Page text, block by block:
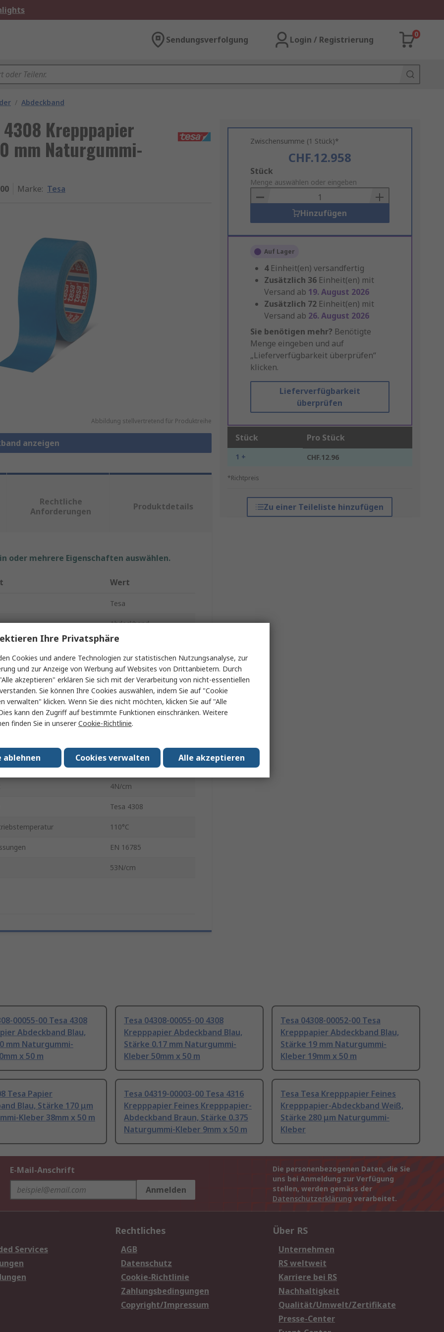
Sendungsverfolgung Login / Registrierung
0
/ Abdeckband
Krepppapier
mm Naturgummi-
Marke: Tesa
Abbildung stellvertretend für Produktreihe
anzeigen
Zwischensumme (1 Stück)*
CHF.12.958
Add
to
Basket
Stück
Menge auswählen oder eingeben
Hinzufügen
Auf Lager
4 Einheit(en) versandfertig
Zusätzlich 36 Einheit(en) mit
Versand ab 19. August 2026
Zusätzlich 72 Einheit(en) mit
Versand ab 26. August 2026
Sie benötigen mehr? Benötigte
Menge eingeben und auf
„Lieferverfügbarkeit überprüfen“
klicken.
Lieferverfügbarkeit
überprüfen
Stück Pro Stück
1 + CHF.12.96
*Richtpreis
Zu einer Teileliste hinzufügen
Rechtliche
Anforderungen
Produktdetails
oder mehrere Eigenschaften auswählen.
Wert
Tesa
Abdeckband
Krepppapier
Naturgummi
50mm
50m
04308-00055-00
50mm
Blau
4N/cm
Tesa 4308
110°C
EN 16785
53N/cm
00055-00 Tesa 4308
Abdeckband Blau,
mm Naturgummi-
x 50 m
Tesa 04308-00055-00 4308
Krepppapier Abdeckband Blau,
Stärke 0.17 mm Naturgummi-
Kleber 50mm x 50 m
Tesa 04308-00052-00 Tesa
Krepppapier Abdeckband Blau,
Stärke 19 mm Naturgummi-
Kleber 19mm x 50 m
Tesa Papier
Blau, Stärke 170 μm
Kleber 38mm x 50 m
Tesa 04319-00003-00 Tesa 4316
Krepppapier Feines Krepppapier-
Abdeckband Braun, Stärke 0.375
Naturgummi-Kleber 9mm x 50 m
Tesa Tesa Krepppapier Feines
Krepppapier-Abdeckband Weiß,
Stärke 280 μm Naturgummi-
Kleber
E-Mail-Anschrift
Anmelden
Die personenbezogenen Daten, die Sie
uns bei Anmeldung zur Verfügung
stellen, werden gemäss der
Datenschutzerklärung verarbeitet.
Services
Rechtliches
AGB
Datenschutz
Cookie-Richtlinie
Zahlungsbedingungen
Copyright/Impressum
Über RS
Unternehmen
RS weltweit
Karriere bei RS
Nachhaltigkeit
Qualität/Umwelt/Zertifikate
Presse-Center
Ihre Privatsphäre
Cookies und andere Technologien zur statistischen Nutzungsanalyse, zur
und zur Anzeige von Werbung auf Websites von Drittanbietern. Durch
akzeptieren" erklären Sie sich mit der Verarbeitung von nicht-essentiellen
Sie können Ihre Cookies auswählen, indem Sie auf "Cookie
verwalten" klicken. Wenn Sie dies nicht möchten, klicken Sie auf "Alle
kann den Zugriff auf bestimmte Funktionen einschränken. Weitere
finden Sie in unsererCookie-Richtlinie.
Alle akzeptieren
Cookies verwalten
ablehnen